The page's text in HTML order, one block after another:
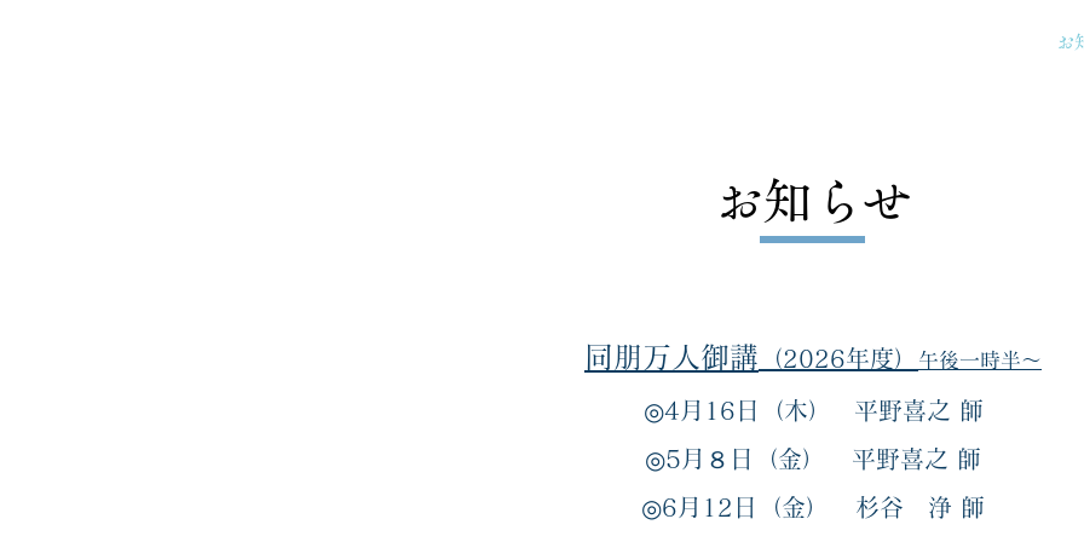
お
お知らせ
同朋万 人御講 （2026年度） 午後一時半～
◎4月16日（木） 平野喜之 師
◎5月８日（金） 平野喜之 師
◎6 月12日（金） 杉谷 浄 師